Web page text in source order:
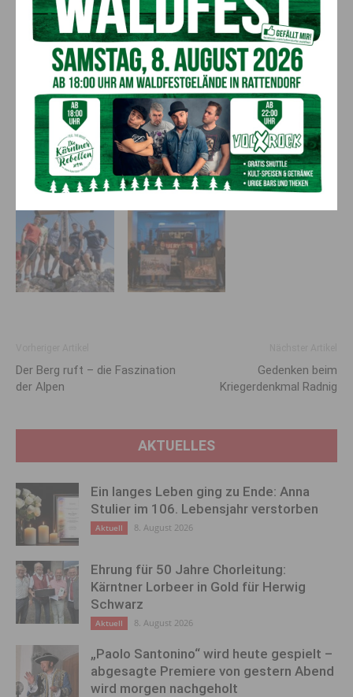
Der Berg ruft – die Faszination
der Alpen
Gedenken beim
Kriegerdenkmal Radnig
AKTUELLES
Ein langes Leben ging zu Ende: Anna
Stulier im 106. Lebensjahr verstorben
Aktuell 8. August 2026
Ehrung für 50 Jahre Chorleitung:
Kärntner Lorbeer in Gold für Herwig
Schwarz
Aktuell 8. August 2026
„Paolo Santonino“ wird heute gespielt –
abgesagte Premiere von gestern Abend
wird morgen nachgeholt